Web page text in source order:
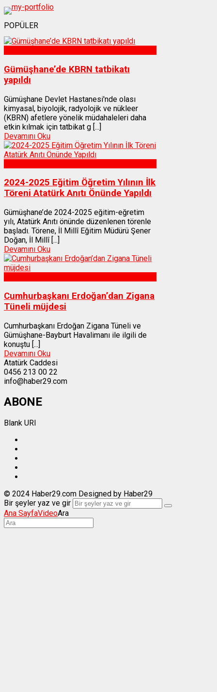
POPÜLER
Gümüşhane’de KBRN tatbikatı
yapıldı
Gümüşhane Devlet Hastanesi'nde olası
kimyasal, biyolojik, radyolojik ve nükleer
(KBRN) afetlere yönelik müdahaleleri daha
etkin kılmak için tatbikat g [...]
Devamını Oku
2024-2025 Eğitim Öğretim Yılının İlk
Töreni Atatürk Anıtı Önünde Yapıldı
Gümüşhane’de 2024-2025 eğitim-eğretim
yılı, Atatürk Anıtı önünde düzenlenen törenle
başladı. Törene, İl Millî Eğitim Müdürü Şener
Doğan, İl Millî [...]
Devamını Oku
Cumhurbaşkanı Erdoğan’dan Zigana
Tüneli müjdesi
Cumhurbaşkanı Erdoğan Zigana Tüneli ve
Gümüşhane-Bayburt Havalimanı ile ilgili de
konuştu [...]
Devamını Oku
Atatürk Caddesi
0456 213 00 22
info@haber29.com
ABONE
Blank URI
© 2024 Haber29.com Designed by Haber29
Bir şeyler yaz ve gir
Ana SayfaVideoAra